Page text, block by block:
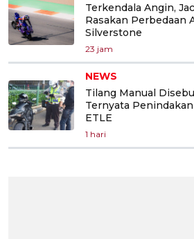
Terkendala Angin,
Rasakan Perbedaan
Silverstone
23 jam
NEWS
Tilang Manual
Ternyata
ETLE
1 hari